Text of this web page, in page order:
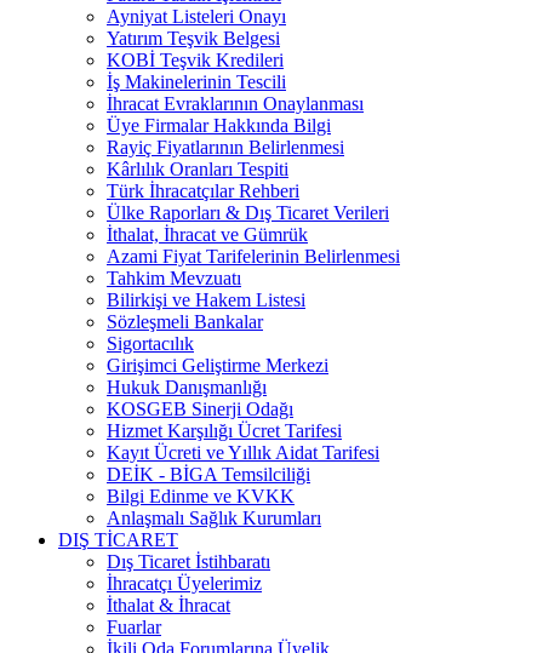
Ayniyat Listeleri Onayı
Yatırım Teşvik Belgesi
KOBİ Teşvik Kredileri
İş Makinelerinin Tescili
İhracat Evraklarının Onaylanması
Üye Firmalar Hakkında Bilgi
Rayiç Fiyatlarının Belirlenmesi
Kârlılık Oranları Tespiti
Türk İhracatçılar Rehberi
Ülke Raporları & Dış Ticaret Verileri
İthalat, İhracat ve Gümrük
Azami Fiyat Tarifelerinin Belirlenmesi
Tahkim Mevzuatı
Bilirkişi ve Hakem Listesi
Sözleşmeli Bankalar
Sigortacılık
Girişimci Geliştirme Merkezi
Hukuk Danışmanlığı
KOSGEB Sinerji Odağı
Hizmet Karşılığı Ücret Tarifesi
Kayıt Ücreti ve Yıllık Aidat Tarifesi
DEİK - BİGA Temsilciliği
Bilgi Edinme ve KVKK
Anlaşmalı Sağlık Kurumları
DIŞ TİCARET
Dış Ticaret İstihbaratı
İhracatçı Üyelerimiz
İthalat & İhracat
Fuarlar
İkili Oda Forumlarına Üyelik